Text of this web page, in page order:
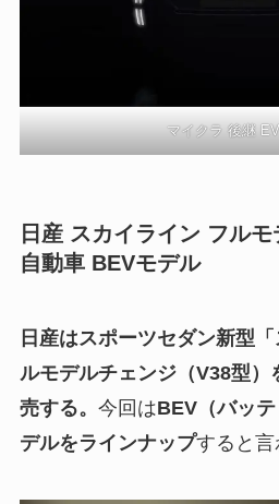
マイクラ 後継
日産 スカイライン フル
自動車 BEVモデル
日産はスポーツセダン新型
ルモデルチェンジ（V38型）
売する。 今回はBEV（バッ
デルをラインナップすると言